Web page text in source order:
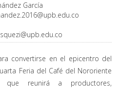
García
convertirse en el epicentro del
Feria del Café del Nororiente
que reunirá a productores,